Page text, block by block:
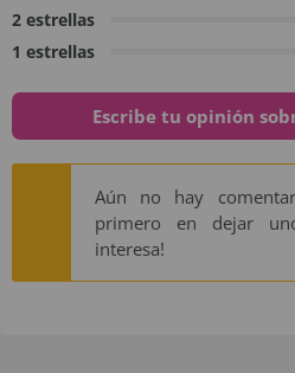
2 estrellas
1 estrellas
Escribe tu opinión
Aún no hay
primero en dejar
interesa!